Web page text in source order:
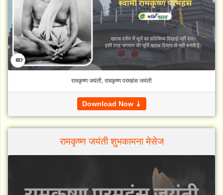
📱
रामकृष्ण जयंती, रामकृष्ण परमहंस जयंती
Download Now ⤓
रामकृष्ण जयंती शुभकामना मेसेज